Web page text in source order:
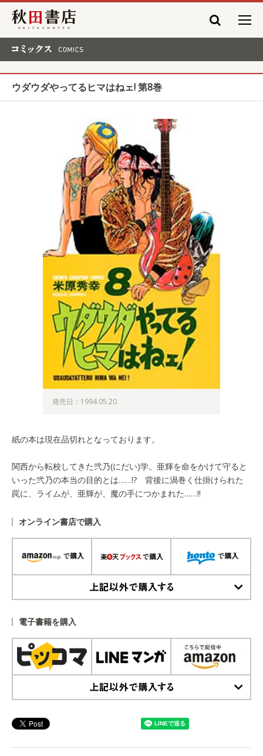
秋田書店
ウダウダやってるヒマはねェ! 第8巻
発売日：1994.05.20
紙の本は現在品切れとなっております。
関西から転校してきた弐乃(にだい)学。亜輝を命をかけて守ると
いった弐乃の本当の目的とは……!? 背後に渦巻く仕掛けられた
罠に、ライムが、亜輝が、魔の手につかまれた……!!
オンライン書店で購入
電子書籍を購入